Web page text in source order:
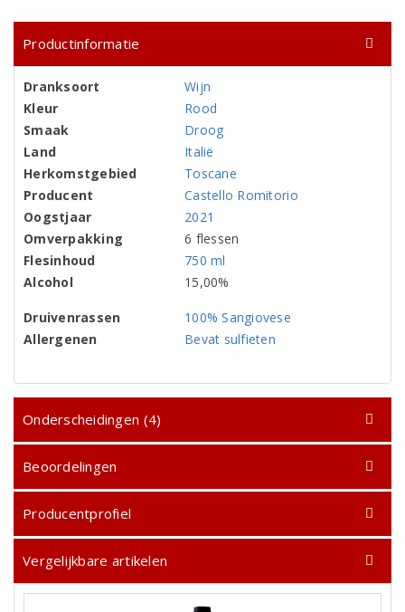
Productinformatie
Dranksoort
Wijn
Kleur
Rood
Smaak
Droog
Land
Italië
Herkomstgebied
Toscane
Producent
Castello Romitorio
Oogstjaar
2021
Omverpakking
6 flessen
Flesinhoud
750 ml
Alcohol
15,00%
Druivenrassen
100% Sangiovese
Allergenen
Bevat sulfieten
Onderscheidingen (4)
Beoordelingen
Producentprofiel
Vergelijkbare artikelen